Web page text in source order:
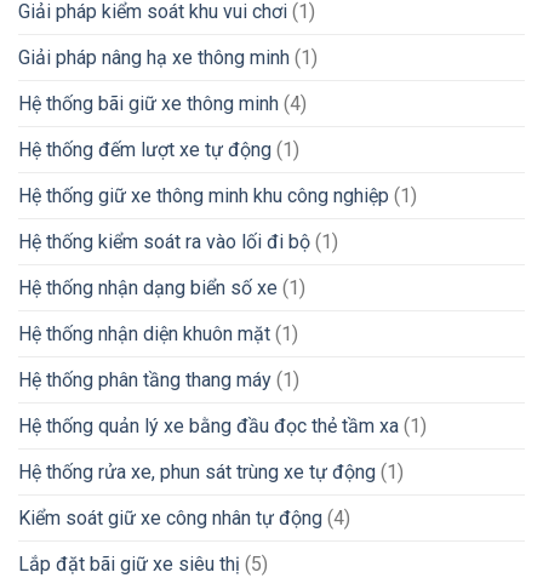
Giải pháp kiểm soát khu vui chơi (1)
Giải pháp nâng hạ xe thông minh (1)
Hệ thống bãi giữ xe thông minh (4)
Hệ thống đếm lượt xe tự động (1)
Hệ thống giữ xe thông minh khu công nghiệp (1)
Hệ thống kiểm soát ra vào lối đi bộ (1)
Hệ thống nhận dạng biển số xe (1)
Hệ thống nhận diện khuôn mặt (1)
Hệ thống phân tầng thang máy (1)
Hệ thống quản lý xe bằng đầu đọc thẻ tầm xa (1)
Hệ thống rửa xe, phun sát trùng xe tự động (1)
Kiểm soát giữ xe công nhân tự động (4)
Lắp đặt bãi giữ xe siêu thị (5)